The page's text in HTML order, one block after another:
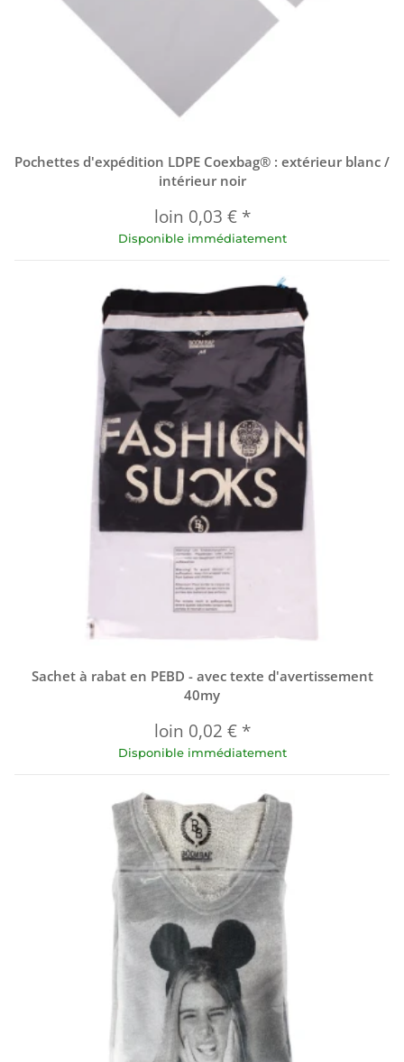
Pochettes d'expédition LDPE Coexbag® : extérieur blanc /
intérieur noir
loin 0,03 € *
Disponible immédiatement
Sachet à rabat en PEBD - avec texte d'avertissement
40my
loin 0,02 € *
Disponible immédiatement